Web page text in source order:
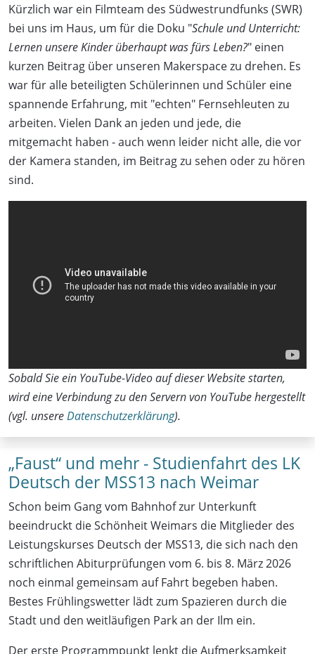
Kürzlich war ein Filmteam des Südwestrundfunks (SWR)
bei uns im Haus, um für die Doku "Schule und Unterricht:
Lernen unsere Kinder überhaupt was fürs Leben?" einen
kurzen Beitrag über unseren Makerspace zu drehen. Es
war für alle beteiligten Schülerinnen und Schüler eine
spannende Erfahrung, mit "echten" Fernsehleuten zu
arbeiten. Vielen Dank an jeden und jede, die
mitgemacht haben - auch wenn leider nicht alle, die vor
der Kamera standen, im Beitrag zu sehen oder zu hören
sind.
Sobald Sie ein YouTube-Video auf dieser Website starten,
wird eine Verbindung zu den Servern von YouTube hergestellt
(vgl. unsereDatenschutzerklärung).
„Faust“ und mehr - Studienfahrt des LK
Deutsch der MSS13 nach Weimar
Schon beim Gang vom Bahnhof zur Unterkunft
beeindruckt die Schönheit Weimars die Mitglieder des
Leistungskurses Deutsch der MSS13, die sich nach den
schriftlichen Abiturprüfungen vom 6. bis 8. März 2026
noch einmal gemeinsam auf Fahrt begeben haben.
Bestes Frühlingswetter lädt zum Spazieren durch die
Stadt und den weitläufigen Park an der Ilm ein.
Der erste Programmpunkt lenkt die Aufmerksamkeit